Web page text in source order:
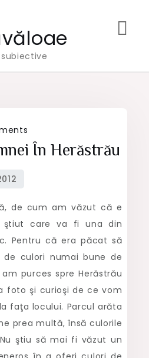
Culorile
În Herăstrău
de cum am văzut că e
ştiut care va fi una din
Pentru că era păcat să
culori numai bune de
purces spre Herăstrău
foto şi curioşi de ce vom
faţa locului. Parcul arăta
prea multă, însă culorile
ştiu să mai fi văzut un